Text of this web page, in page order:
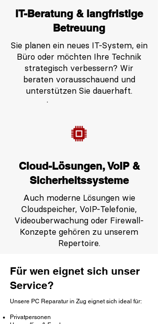
IT-Beratung & langfristige
Betreuung
Sie planen ein neues IT-System, ein
Büro oder möchten Ihre Technik
strategisch verbessern? Wir
beraten vorausschauend und
unterstützen Sie dauerhaft.
Cloud-Lösungen, VoIP &
Sicherheitssysteme
Auch moderne Lösungen wie
Cloudspeicher, VoIP-Telefonie,
Videouberwachung oder Firewall-
Konzepte gehören zu unserem
Repertoire.
Für wen eignet sich unser
Service?
Unsere PC Reparatur in Zug eignet sich ideal für:
Privatpersonen